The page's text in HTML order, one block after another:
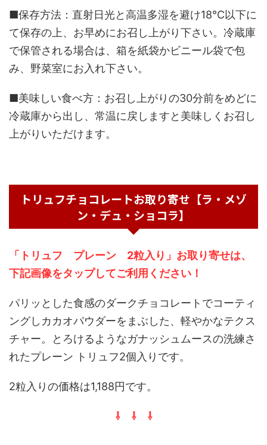
■保存方法：直射日光と高温多湿を避け18℃以下に
て保存の上、お早めにお召し上がり下さい。冷蔵庫
で保管される場合は、箱を紙袋かビニール袋で包
み、野菜室にお入れ下さい。
■美味しい食べ方：お召し上がりの30分前をめどに
冷蔵庫から出し、常温に戻しますと美味しくお召し
上がりいただけます。
トリュフチョコレートお取り寄せ【ラ・メゾ
ン・デュ・ショコラ】
「トリュフ プレーン 2粒入り」お取り寄せは、
下記画像をタップしてご利用ください！
パリッとした食感のダークチョコレートでコーティ
ングしカカオパウダーをまぶした、軽やかなテクス
チャー。とろけるようなガナッシュムースの洗練さ
れたプレーン トリュフ2個入りです。
2粒入りの価格は1,188円です。
⇩ ⇩ ⇩